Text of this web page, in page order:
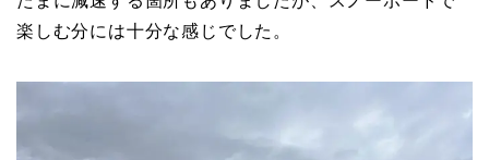
楽しむ分には十分な感じでした。